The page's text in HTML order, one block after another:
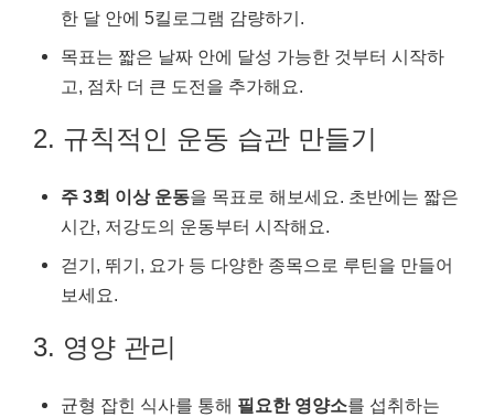
한 달 안에 5킬로그램 감량하기.
목표는 짧은 날짜 안에 달성 가능한 것부터 시작하
고, 점차 더 큰 도전을 추가해요.
2. 규칙적인 운동 습관 만들기
주 3회 이상 운동을 목표로 해보세요. 초반에는 짧은
시간, 저강도의 운동부터 시작해요.
걷기, 뛰기, 요가 등 다양한 종목으로 루틴을 만들어
보세요.
3. 영양 관리
균형 잡힌 식사를 통해 필요한 영양소를 섭취하는